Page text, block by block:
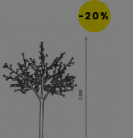
-20%